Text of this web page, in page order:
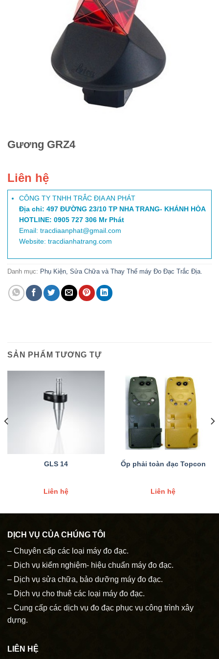
Gương GRZ4
Liên hệ
CÔNG TY TNHH TRẮC ĐỊA AN PHÁT
Địa chỉ: 497 ĐƯỜNG 23/10 TP NHA TRANG- KHÁNH HÒA
HOTLINE: 0905 727 306 Mr Phát
Email: tracdiaanphat@gmail.com
Website: tracdianhatrang.com
Danh mục: Phụ Kiện, Sửa Chữa và Thay Thế máy Đo Đạc Trắc Địa.
SẢN PHẨM TƯƠNG TỰ
GLS 14
Liên hệ
Ốp phải toàn đạc Topcon
Liên hệ
DỊCH VỤ CỦA CHÚNG TÔI
– Chuyên cấp các loại máy đo đạc.
– Dịch vụ kiểm nghiệm- hiệu chuẩn máy đo đạc.
– Dịch vụ sửa chữa, bảo dưỡng máy đo đạc.
– Dịch vụ cho thuê các loại máy đo đạc.
– Cung cấp các dịch vụ đo đạc phục vụ công trình xây
dựng.
LIÊN HỆ